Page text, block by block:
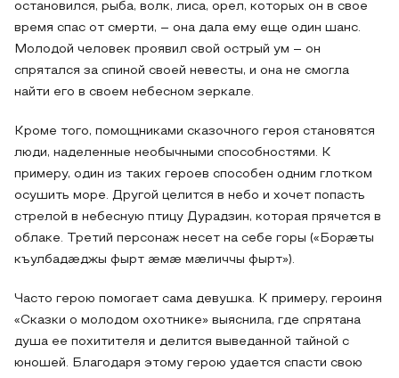
остановился, рыба, волк, лиса, орел, которых он в свое
время спас от смерти, – она дала ему еще один шанс.
Молодой человек проявил свой острый ум – он
спрятался за спиной своей невесты, и она не смогла
найти его в своем небесном зеркале.
Кроме того, помощниками сказочного героя становятся
люди, наделенные необычными способностями. К
примеру, один из таких героев способен одним глотком
осушить море. Другой целится в небо и хочет попасть
стрелой в небесную птицу Дурадзин, которая прячется в
облаке. Третий персонаж несет на себе горы («Борӕты
къулбадӕджы фырт ӕмӕ мӕличчы фырт»).
Часто герою помогает сама девушка. К примеру, героиня
«Сказки о молодом охотнике» выяснила, где спрятана
душа ее похитителя и делится выведанной тайной с
юношей. Благодаря этому герою удается спасти свою